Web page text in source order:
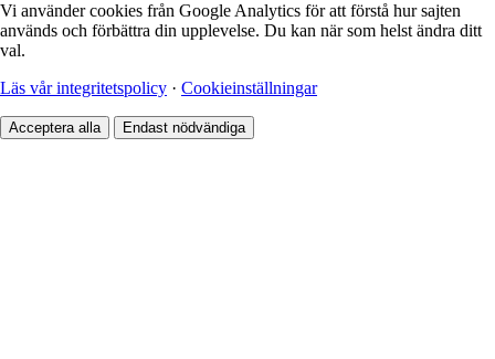
Vi använder cookies från Google Analytics för att förstå hur sajten
används och förbättra din upplevelse. Du kan när som helst ändra ditt
val.
Läs vår integritetspolicy · Cookieinställningar
Acceptera alla Endast nödvändiga